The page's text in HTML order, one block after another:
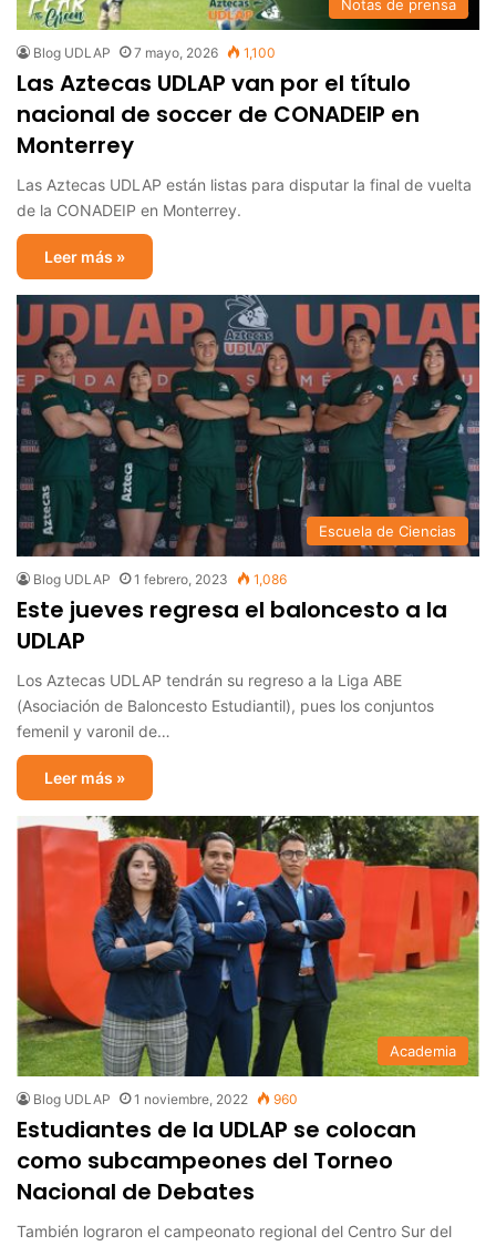
Notas de prensa
Blog UDLAP 7 mayo, 2026 1,100
Las Aztecas UDLAP van por el título
nacional de soccer de CONADEIP en
Monterrey
Las Aztecas UDLAP están listas para disputar la final de vuelta
de la CONADEIP en Monterrey.
Leer más »
Escuela de Ciencias
Blog UDLAP 1 febrero, 2023 1,086
Este jueves regresa el baloncesto a la
UDLAP
Los Aztecas UDLAP tendrán su regreso a la Liga ABE
(Asociación de Baloncesto Estudiantil), pues los conjuntos
femenil y varonil de…
Leer más »
Academia
Blog UDLAP 1 noviembre, 2022 960
Estudiantes de la UDLAP se colocan
como subcampeones del Torneo
Nacional de Debates
También lograron el campeonato regional del Centro Sur del